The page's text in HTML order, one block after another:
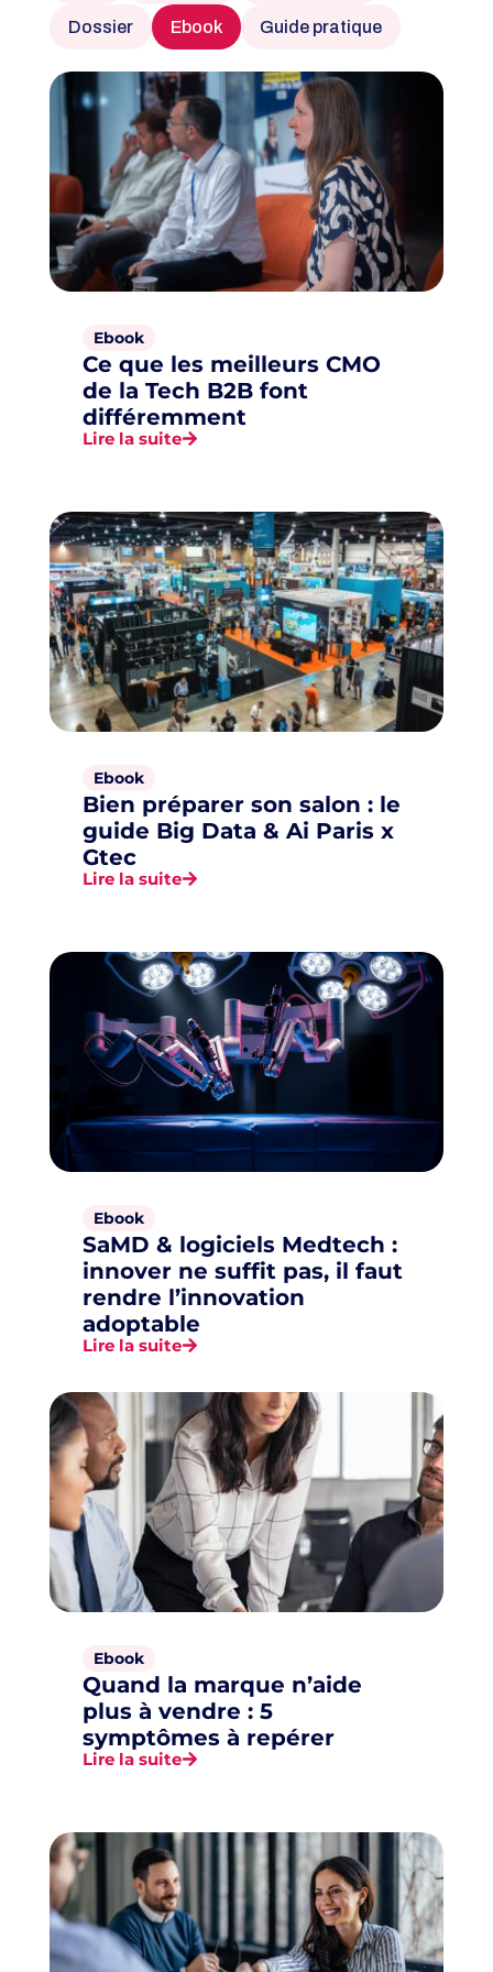
Dossier Ebook Guide pratique
Ebook
Ce que les meilleurs CMO
de la Tech B2B font
différemment
Lire la suite
Ebook
Bien préparer son salon : le
guide Big Data & Ai Paris x
Gtec
Lire la suite
Ebook
SaMD & logiciels Medtech :
innover ne suffit pas, il faut
rendre l’innovation
adoptable
Lire la suite
Ebook
Quand la marque n’aide
plus à vendre : 5
symptômes à repérer
Lire la suite